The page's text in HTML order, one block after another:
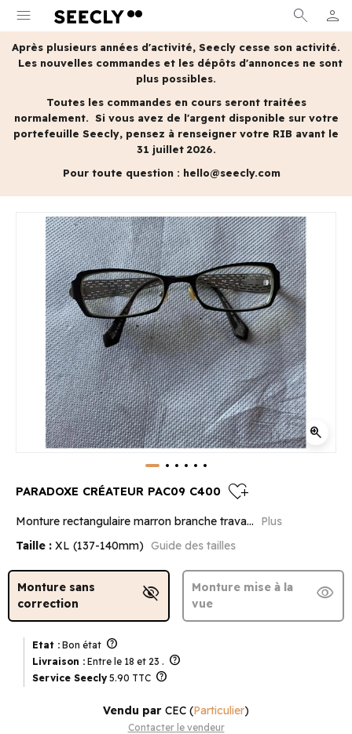
menu search person
MON
Après plusieurs années d'activité, Seecly cesse son activité.
Les nouvelles commandes et les dépôts d'annonces ne sont
plus possibles.
Toutes les commandes en cours seront traitées
normalement. Si vous avez de l'argent disponible sur votre
portefeuille Seecly, pensez à renseigner votre RIB avant le
31 juillet 2026.
Pour toute question : hello@seecly.com
zoom_in
PARADOXE CRÉATEUR PAC09 C400 heart_plus
Monture rectangulaire marron branche trava...
Plus
Taille : XL (137-140mm) Guide des tailles
Monture sans
correction
visibility_off
Monture mise à la
vue
visibility
Etat : Bon état help
Livraison : Entre le 18 et 23 . help
Service Seecly 5.90 TTC help
Vendu par CEC (Particulier)
Contacter le vendeur